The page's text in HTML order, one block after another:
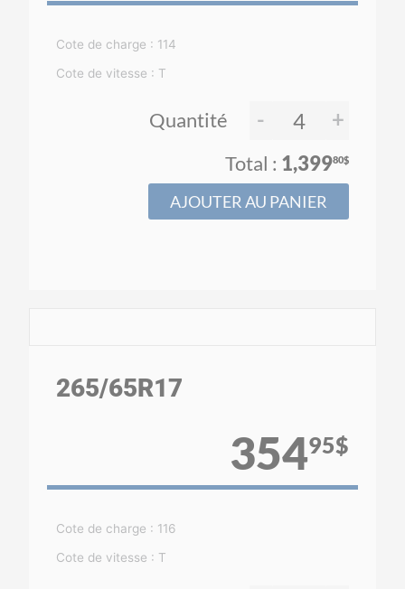
Cote de charge : 114
Cote de vitesse : T
Quantité - +
1,39980$
AJOUTER AU PANIER
265/65R17
35495$
Cote de charge : 116
Cote de vitesse : T